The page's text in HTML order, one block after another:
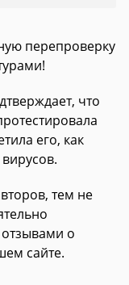
перепроверку
что
его, как
тем не
о
сайте.